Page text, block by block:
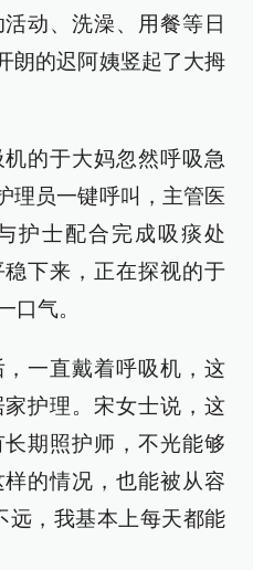
动、洗澡、用餐等日
朗的迟阿姨竖起了大拇
的于大妈忽然呼吸急
理员一键呼叫，主管医
护士配合完成吸痰处
下来，正在探视的于
口气。
一直戴着呼吸机，这
护理。宋女士说，这
期照护师，不光能够
的情况，也能被从容
远，我基本上每天都能